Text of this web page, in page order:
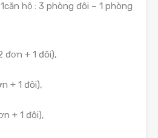
hộ : 3 phòng đôi – 1 phòng
đơn + 1 đôi),
+ 1 đôi),
+ 1 đôi),